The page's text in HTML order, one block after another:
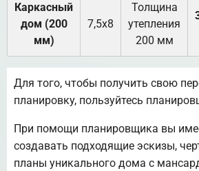
Каркасный
дом (200
мм)
7,5х8
Толщина
утепления
200 мм
Для того, чтобы получить свою
планировку, пользуйтесь
При помощи планировщика вы
создавать подходящие эскизы,
планы уникального дома с